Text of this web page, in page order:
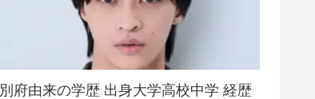
別府由来の学歴 出身大学高校中学 経歴